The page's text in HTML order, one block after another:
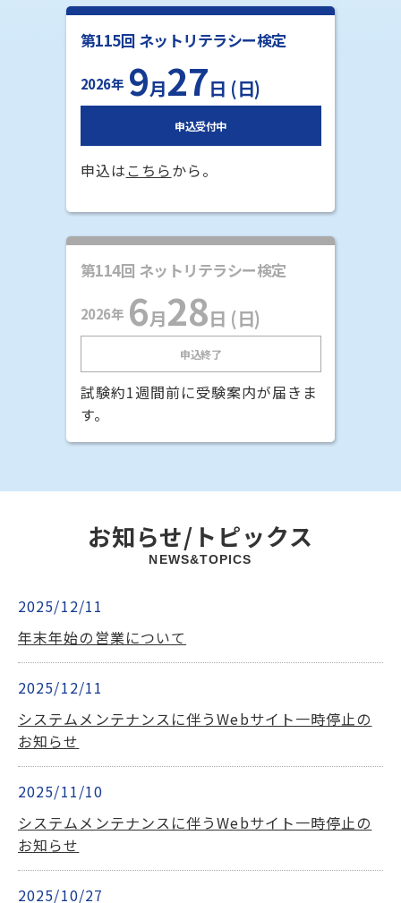
第115回 ネットリテラシー検定
2026年 9月27日 (日)
申込受付中
申込は こちらから。
第114回 ネットリテラシー検定
2026年 6月28日 (日)
申込終了
試験約1週間前に受験案内が届きま
す。
お知らせ/トピックス
NEWS&TOPICS
2025/12/11
年末年始の営業について
2025/12/11
システムメンテナンスに伴うWebサイト一時停止の
お知らせ
2025/11/10
システムメンテナンスに伴うWebサイト一時停止の
お知らせ
2025/10/27